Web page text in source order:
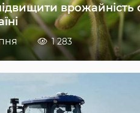
врожайність
1 283